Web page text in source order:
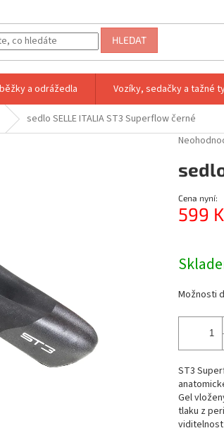
HLEDAT
a odrážedla Vozíky, sedačky a tažné
sedlo SELLE ITALIA ST3 Superflow černé
Průměrné
produktu
je
0,0
z
5
Cena nyní:
599
Možnosti
ST3
Gel
tlaku z